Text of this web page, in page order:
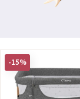
-15%